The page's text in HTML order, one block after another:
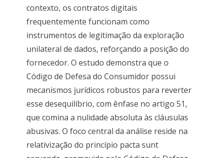
contexto, os contratos digitais
frequentemente funcionam como
instrumentos de legitimação da exploração
unilateral de dados, reforçando a posição do
fornecedor. O estudo demonstra que o
Código de Defesa do Consumidor possui
mecanismos jurídicos robustos para reverter
esse desequilíbrio, com ênfase no artigo 51,
que comina a nulidade absoluta às cláusulas
abusivas. O foco central da análise reside na
relativização do princípio pacta sunt